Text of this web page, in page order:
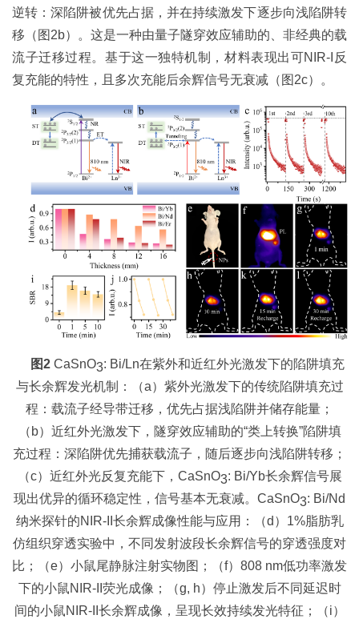
逆转：深陷阱被优先占据，并在持续激发下逐步向浅陷阱转
移（图2b）。这是一种由量子隧穿效应辅助的、非经典的载
流子迁移过程。基于这一独特机制，材料表现出可NIR-I反
复充能的特性，且多次充能后余辉信号无衰减（图2c）。
图2 CaSnO3: Bi/Ln在紫外和近红外光激发下的陷阱填充
与长余辉发光机制：（a）紫外光激发下的传统陷阱填充过
程：载流子经导带迁移，优先占据浅陷阱并储存能量；
（b）近红外光激发下，隧穿效应辅助的“类上转换”陷阱填
充过程：深陷阱优先捕获载流子，随后逐步向浅陷阱转移；
（c）近红外光反复充能下，CaSnO3: Bi/Yb长余辉信号展
现出优异的循环稳定性，信号基本无衰减。CaSnO3: Bi/Nd
纳米探针的NIR-II长余辉成像性能与应用：（d）1%脂肪乳
仿组织穿透实验中，不同发射波段长余辉信号的穿透强度对
比；（e）小鼠尾静脉注射实物图；（f）808 nm低功率激发
下的小鼠NIR-II荧光成像；（g, h）停止激发后不同延迟时
间的小鼠NIR-II长余辉成像，呈现长效持续发光特征；（i）